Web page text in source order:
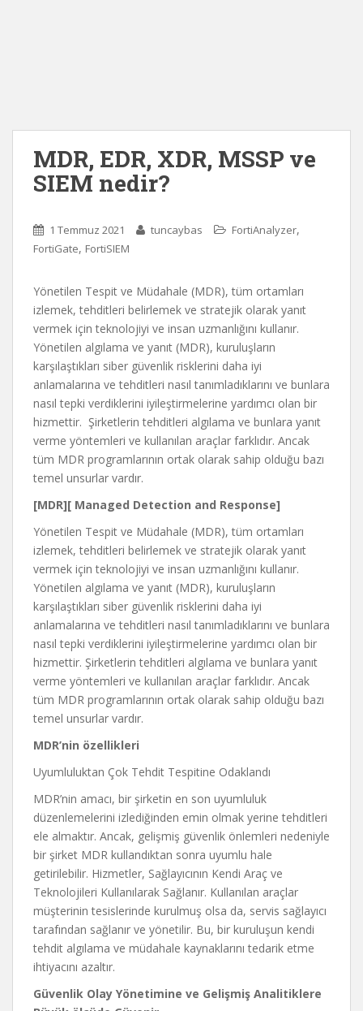
MDR, EDR, XDR, MSSP ve
SIEM nedir?
1 Temmuz 2021 tuncaybas FortiAnalyzer,
FortiGate, FortiSIEM
Yönetilen Tespit ve Müdahale (MDR), tüm ortamları
izlemek, tehditleri belirlemek ve stratejik olarak yanıt
vermek için teknolojiyi ve insan uzmanlığını kullanır.
Yönetilen algılama ve yanıt (MDR), kuruluşların
karşılaştıkları siber güvenlik risklerini daha iyi
anlamalarına ve tehditleri nasıl tanımladıklarını ve bunlara
nasıl tepki verdiklerini iyileştirmelerine yardımcı olan bir
hizmettir. Şirketlerin tehditleri algılama ve bunlara yanıt
verme yöntemleri ve kullanılan araçlar farklıdır. Ancak
tüm MDR programlarının ortak olarak sahip olduğu bazı
temel unsurlar vardır.
[MDR][ Managed Detection and Response]
Yönetilen Tespit ve Müdahale (MDR), tüm ortamları
izlemek, tehditleri belirlemek ve stratejik olarak yanıt
vermek için teknolojiyi ve insan uzmanlığını kullanır.
Yönetilen algılama ve yanıt (MDR), kuruluşların
karşılaştıkları siber güvenlik risklerini daha iyi
anlamalarına ve tehditleri nasıl tanımladıklarını ve bunlara
nasıl tepki verdiklerini iyileştirmelerine yardımcı olan bir
hizmettir. Şirketlerin tehditleri algılama ve bunlara yanıt
verme yöntemleri ve kullanılan araçlar farklıdır. Ancak
tüm MDR programlarının ortak olarak sahip olduğu bazı
temel unsurlar vardır.
MDR’nin özellikleri
Uyumluluktan Çok Tehdit Tespitine Odaklandı
MDR’nin amacı, bir şirketin en son uyumluluk
düzenlemelerini izlediğinden emin olmak yerine tehditleri
ele almaktır. Ancak, gelişmiş güvenlik önlemleri nedeniyle
bir şirket MDR kullandıktan sonra uyumlu hale
getirilebilir. Hizmetler, Sağlayıcının Kendi Araç ve
Teknolojileri Kullanılarak Sağlanır. Kullanılan araçlar
müşterinin tesislerinde kurulmuş olsa da, servis sağlayıcı
tarafından sağlanır ve yönetilir. Bu, bir kuruluşun kendi
tehdit algılama ve müdahale kaynaklarını tedarik etme
ihtiyacını azaltır.
Güvenlik Olay Yönetimine ve Gelişmiş Analitiklere